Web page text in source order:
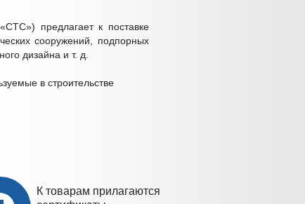
предлагает к поставке
сооружений, подпорных
дизайна и т. д.
в строительстве
К товарам прилагаются